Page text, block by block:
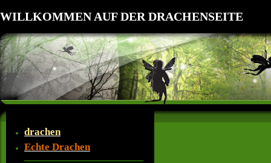
WILLKOMMEN AUF DER DRACHENSEITE
drachen
Echte Drachen